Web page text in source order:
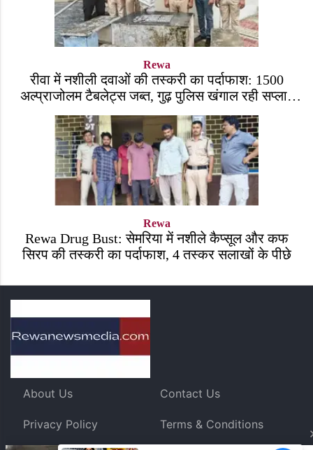
Rewa
रीवा में नशीली दवाओं की तस्करी का पर्दाफाश: 1500
अल्प्राजोलम टैबलेट्स जब्त, गुढ़ पुलिस खंगाल रही सप्लाई
चेन
Rewa
Rewa Drug Bust: सेमरिया में नशीले कैप्सूल और कफ
सिरप की तस्करी का पर्दाफाश, 4 तस्कर सलाखों के पीछे
About Us Contact Us
Privacy Policy Terms & Conditions